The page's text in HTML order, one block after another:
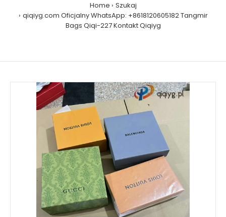
Home
Szukaj
qiqiyg.com Oficjalny WhatsApp: +8618120605182 Tangmir
Bags Qiqi-227 Kontakt Qiqiyg